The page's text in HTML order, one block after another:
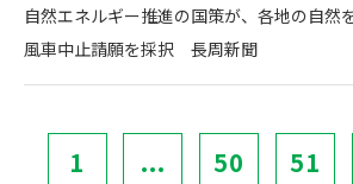
自然エネルギー推進の国策が、各地の自
風車中止請願を採択 長周新聞
1 ... 50 51